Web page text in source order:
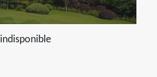
indisponible